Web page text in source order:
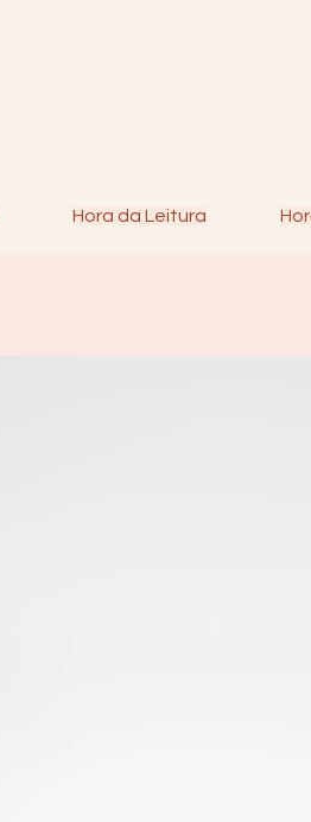
Hora da Leitura